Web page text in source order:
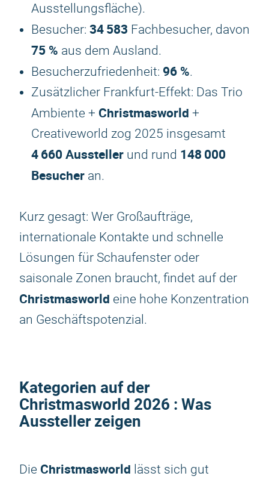
Ausstellungsfläche).
Besucher: 34 583 Fachbesucher, davon
75 % aus dem Ausland.
Besucherzufriedenheit: 96 %.
Zusätzlicher Frankfurt-Effekt: Das Trio
Ambiente + Christmasworld +
Creativeworld zog 2025 insgesamt
4 660 Aussteller und rund 148 000
Besucher an.
Kurz gesagt: Wer Großaufträge,
internationale Kontakte und schnelle
Lösungen für Schaufenster oder
saisonale Zonen braucht, findet auf der
Christmasworld eine hohe Konzentration
an Geschäftspotenzial.
Kategorien auf der
Christmasworld 2026 : Was
Aussteller zeigen
Die Christmasworld lässt sich gut